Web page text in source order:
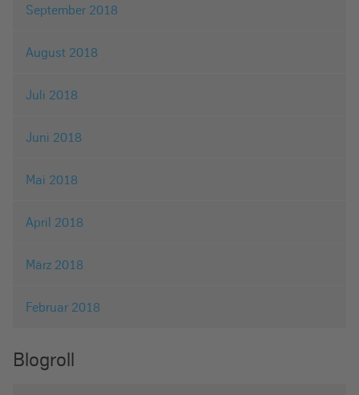
September 2018
August 2018
Juli 2018
Juni 2018
Mai 2018
April 2018
März 2018
Februar 2018
Blogroll